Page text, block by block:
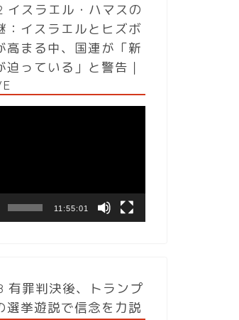
イスラエル・ハマスの
：イスラエルとヒズボ
高まる中、国連が「新
迫っている」と警告｜
11:55:01
有罪判決後、トランプ
選挙遊説で信念を力説